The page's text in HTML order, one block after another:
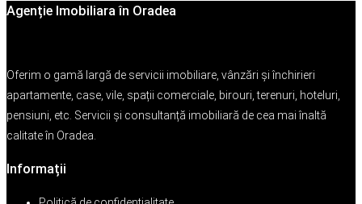
Agenție Imobiliara în Oradea
Oferim o gamă largă de servicii imobiliare, vânzări și închirieri
apartamente, case, vile, spații comerciale, birouri, terenuri, hoteluri,
pensiuni, etc. Servicii și consultanță imobiliară de cea mai înaltă
calitate în Oradea.
Informații